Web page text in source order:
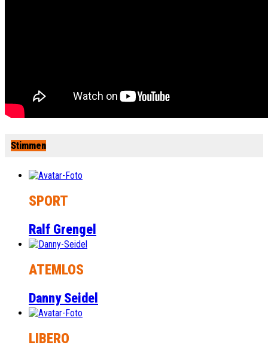
Stimmen
SPORT
Ralf Grengel
ATEMLOS
Danny Seidel
LIBERO